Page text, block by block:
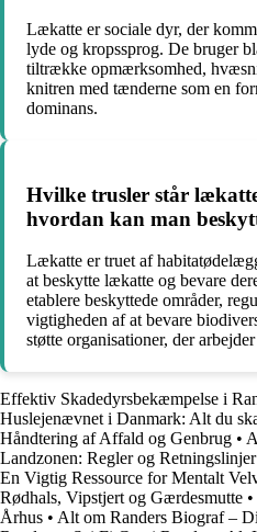
Lækatte er sociale dyr, der
lyde og kropssprog. De bruger
tiltrække opmærksomhed,
knitren med tænderne som en
dominans.
Hvilke trusler står
hvordan kan man
Lækatte er truet af
at beskytte lækatte og bevare
etablere beskyttede områder,
vigtigheden af at bevare
støtte organisationer, der
Effektiv Skadedyrsbekæmpelse i
Huslejenævnet i Danmark: Alt du
Håndtering af Affald og Genbrug •
Landzonen: Regler og Retningslinjer
En Vigtig Ressource for Mentalt
Rødhals, Vipstjert og Gærdesmutte •
Århus • Alt om Randers Biograf –